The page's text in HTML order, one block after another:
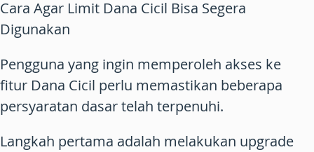
Cara Agar Limit Dana Cicil Bisa Segera
Digunakan
Pengguna yang ingin memperoleh akses ke
fitur Dana Cicil perlu memastikan beberapa
persyaratan dasar telah terpenuhi.
Langkah pertama adalah melakukan upgrade